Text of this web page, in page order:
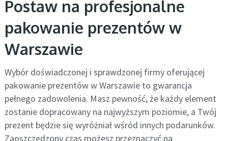
Postaw na profesjonalne
pakowanie prezentów w
Warszawie
Wybór doświadczonej i sprawdzonej firmy oferującej
pakowanie prezentów w Warszawie to gwarancja
pełnego zadowolenia. Masz pewność, że każdy element
zostanie dopracowany na najwyższym poziomie, a Twój
prezent będzie się wyróżniał wśród innych podarunków.
Zaoszczędzony czas możesz przeznaczyć na